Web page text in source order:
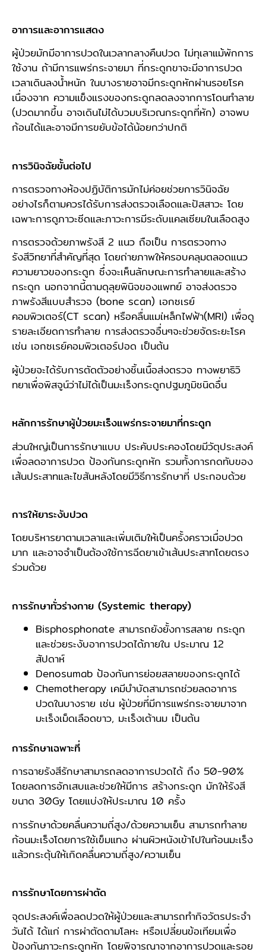
อาการและอาการแสดง
ผู้ป่วยมักมีอาการปวดในเวลากลางคืนปวด ไม่ทุเลาแม้พักการ
ใช้งาน ถ้ามีการแพร่กระจายมา ที่กระดูกขาจะมีอาการปวด
เวลาเดินลงน้ำหนัก ในบางรายอาจมีกระดูกหักผ่านรอยโรค
เนื่องจาก ความแข็งแรงของกระดูกลดลงจากการโดนทำลาย
(ปวดมากขึ้น อาจเดินไม่ได้บวมบริเวณกระดูกที่หัก) อาจพบ
ก้อนได้และอาจมีการขยับข้อได้น้อยกว่าปกติ
การวินิจฉัยขั้นต่อไป
การตรวจทางห้องปฏิบัติการมักไม่ค่อยช่วยการวินิจฉัย
อย่างไรก็ตามควรได้รับการส่งตรวจเลือดและปัสสาวะ โดย
เฉพาะการดูภาวะซีดและภาวะการมีระดับแคลเซียมในเลือดสูง
การตรวจด้วยภาพรังสี 2 แนว ถือเป็น การตรวจทาง
รังสีวิทยาที่สำคัญที่สุด โดยถ่ายภาพให้ครอบคลุมตลอดแนว
ความยาวของกระดูก ซึ่งจะเห็นลักษณะการทำลายและสร้าง
กระดูก นอกจากนี้ตามดุลุยพินิจของแพทย์ อาจส่งตรวจ
ภาพรังสีแบบสำรวจ (bone scan) เอกซเรย์
คอมพิวเตอร์(CT scan) หรือคลื่นแมเ่หล็กไฟฟ้า(MRI) เพื่อดู
รายละเอียดการทำลาย การส่งตรวจอื่นๆจะช่วยจัดระยะโรค
เช่น เอกซเรย์คอมพิวเตอร์ปอด เป็นต้น
ผู้ป่วยจะได้รับการตัดตัวอย่างชิ้นเนื้อส่งตรวจ ทางพยาธิวิ
ทยาเพื่อพิสจูน์ว่าไม่ได้เป็นมะเร็งกระดูกปฐมภูมิชนิดอื่น
หลักการรักษาผู้ป่วยมะเร็งแพร่กระจายมาที่กระดูก
ส่วนใหญ่เป็นการรักษาแบบ ประคับประคองโดยมีวัตุประสงค์
เพื่อลดอาการปวด ป้องกันกระดูกหัก รวมทั้งการกดทับของ
เส้นประสาทและไขสันหลังโดยมีวิธีการรักษาที่ ประกอบด้วย
การให้ยาระงับปวด
โดยบริหารยาตามเวลาและเพิ่มเติมให้เป็นครั้งคราวเมื่อปวด
มาก และอาจจำเป็นต้องใช้การฉีดยาเข้าเส้นประสาทโดยตรง
ร่วมด้วย
การรักษาทั่วร่างกาย (Systemic therapy)
Bisphosphonate สามารถยังยั้งการสลาย กระดูก
และช่วยระงับอาการปวดได้ภายใน ประมาณ 12
สัปดาห์
Denosumab ป้องกันการย่อยสลายของกระดูกได้
Chemotherapy เคมีบำบัดสามารถช่วยลดอาการ
ปวดในบางราย เช่น ผู้ป่วยที่มีการแพร่กระจายมาจาก
มะเร็งเม็ดเลือดขาว, มะเร็งเต้านม เป็นต้น
การรักษาเฉพาะที่
การฉายรังสีรักษาสามารถลดอาการปวดได้ ถึง 50-90%
โดยลดการอักเสบและช่วยให้มีการ สร้างกระดูก มักให้รังสี
ขนาด 30Gy โดยแบ่งให้ประมาณ 10 ครั้ง
การรักษาด้วยคลื่นความถี่สูง/ด้วยความเย็น สามารถทำลาย
ก้อนมะเร็งโดยการใช้เข็มแทง ผ่านผิวหนังเข้าไปในก้อนมะเร็ง
แล้วกระตุ้นให้เกิดคลื่นความถี่สูง/ความเย็น
การรักษาโดยการผ่าตัด
จุดประสงค์เพื่อลดปวดให้ผู้ป่วยและสามารถทำกิจวัตรประจำ
วันได้ ได้แก่ การผ่าตัดดามโลหะ หรือเปลี่ยนข้อเทียมเพื่อ
ป้องกันภาวะกระดูกหัก โดยพิจารณาจากอาการปวดและรอย